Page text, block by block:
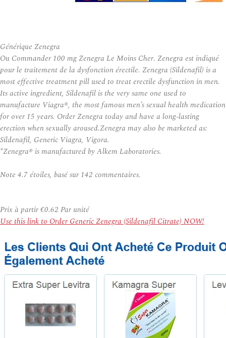
Générique Zenegra
Ou Commander 100 mg Zenegra Le Moins Cher. Zenegra est indiqué
pour le traitement de la dysfonction érectile. Zenegra (Sildenafil) is a
most effective treatment pill used to treat erectile dysfunction in men.
Its active ingredient, Sildenafil is the very same one used to
manufacture Viagra®, the most famous men’s sexual health medication
for over 15 years. Order Zenegra today and have a long-lasting
erection when sexually aroused.Zenegra may also be marketed as:
Sildenafil, Generic Viagra, Vigora.
*Zenegra® is manufactured by Alkem Laboratories.
Note 4.7étoiles, basé sur 142 commentaires.
Prix à partir€0.62 Par unité
Use this link to Order Generic Zenegra (Sildenafil Citrate) NOW!